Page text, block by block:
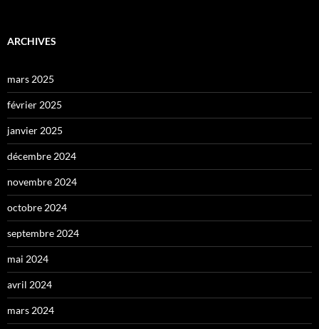
ARCHIVES
mars 2025
février 2025
janvier 2025
décembre 2024
novembre 2024
octobre 2024
septembre 2024
mai 2024
avril 2024
mars 2024